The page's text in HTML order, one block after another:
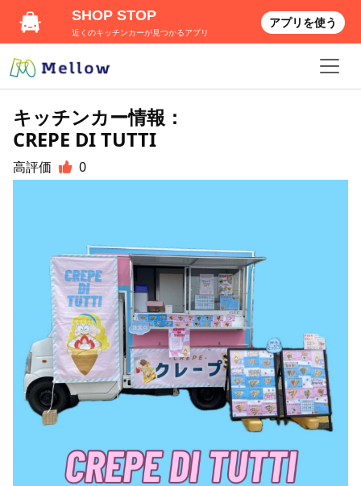
キッチンカー情報：
CREPE DI TUTTI
高評価 0
SHOP STOP
近くのキッチンカーが見つかるアプリ
アプリを使う